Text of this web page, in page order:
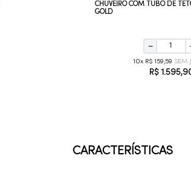
CHUVEIRO COM TUBO DE
GOLD
－
10 R$ 159,59
R$ 1 .595,
CARACTERÍSTICAS